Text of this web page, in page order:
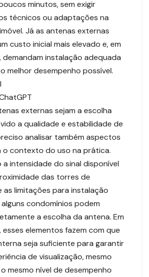
minutos, sem exigir
técnicos ou adaptações na
Já as antenas externas
custo inicial mais elevado e, em
demandam instalação adequada
melhor desempenho possível.
externas sejam a escolha
a qualidade e estabilidade de
analisar também aspectos
o contexto do uso na prática.
a intensidade do sinal disponível
das torres de
as limitações para instalação
condomínios podem
a escolha da antena. Em
elementos fazem com que
seja suficiente para garantir
de visualização, mesmo
mesmo nível de desempenho